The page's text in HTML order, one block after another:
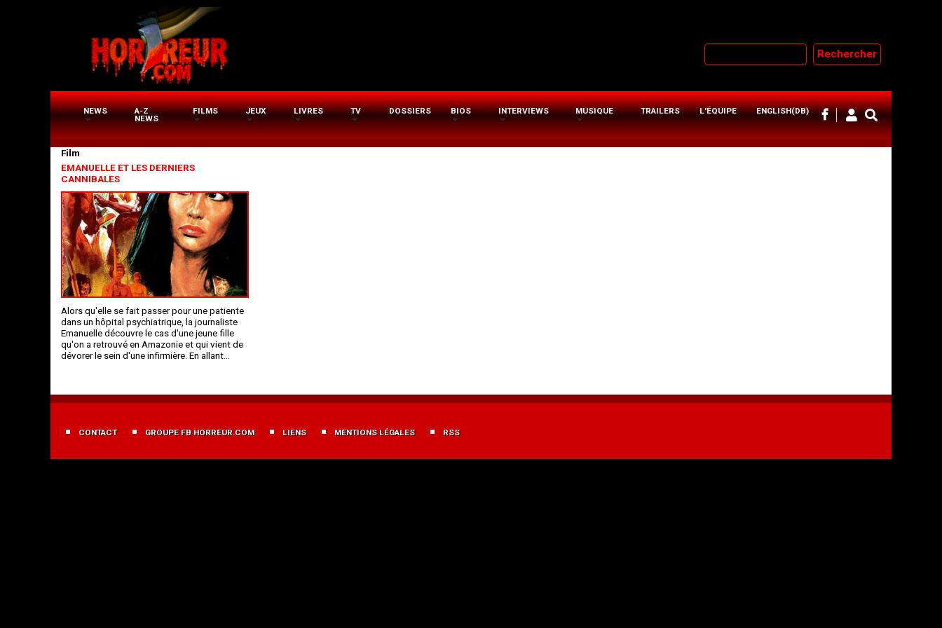
Rechercher
NEWS A-Z
NEWS
FILMS JEUX LIVRES TV DOSSIERS BIOS INTERVIEWS MUSIQUE TRAILERS L'ÉQUIPE ENGLISH(DB)
Film
EMANUELLE ET LES DERNIERS
CANNIBALES
Alors qu'elle se fait passer pour une patiente
dans un hôpital psychiatrique, la journaliste
Emanuelle découvre le cas d'une jeune fille
qu'on a retrouvé en Amazonie et qui vient de
dévorer le sein d'une infirmière. En allant…
FR
CONTACT GROUPE FB HORREUR.COM LIENS MENTIONS LÉGALES RSS